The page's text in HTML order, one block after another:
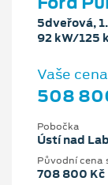
5dveřová,
92 kW/125
Vaše
508
Pobočka
Ústí nad
Původní cena
708 800 Kč